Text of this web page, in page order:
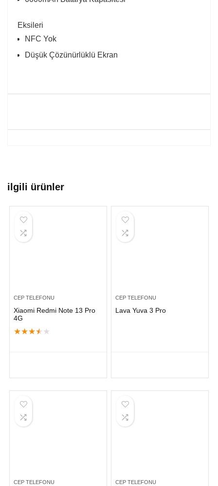
Eksileri
NFC Yok
Düşük Çözünürlüklü Ekran
ilgili ürünler
CEP TELEFONU
Xiaomi Redmi Note 13 Pro
4G
★★★★ ★
CEP TELEFONU
Lava Yuva 3 Pro
CEP TELEFONU CEP TELEFONU